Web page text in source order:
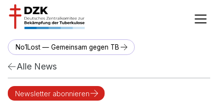
No1Lost — Gemeinsam gegen TB
Alle News
Newsletter abonnieren